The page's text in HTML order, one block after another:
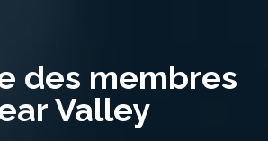
des membres
Valley